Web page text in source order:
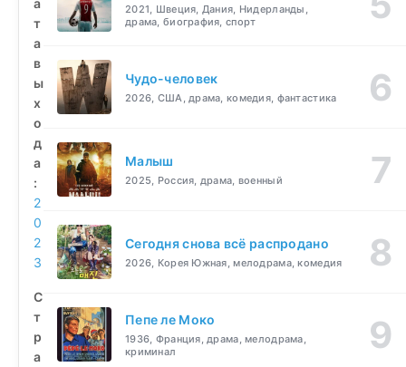
бесплатно
т
а
в
ы
х
о
д
а
:
2
0
2
3
С
т
р
а
2021, Швеция, Дания, Нидерланды,
драма, биография, спорт
Чудо-человек
2026, США, драма, комедия, фантастика
Малыш
2025, Россия, драма, военный
Сегодня снова всё распродано
2026, Корея Южная, мелодрама, комедия
Пепе ле Моко
1936, Франция, драма, мелодрама,
криминал